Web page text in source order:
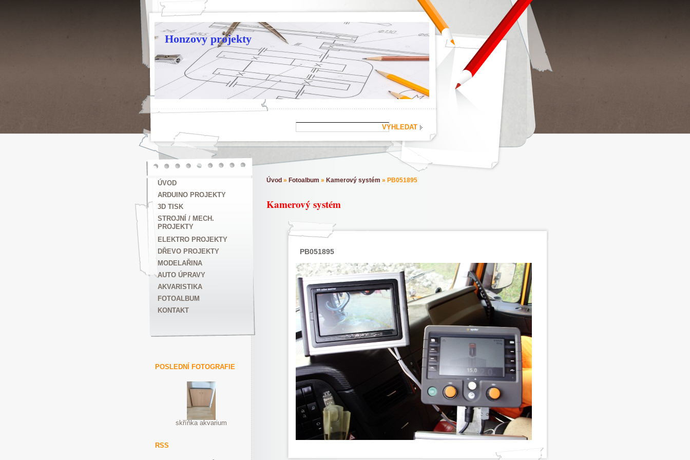
Honzovy projekty
ÚVOD
ARDUINO PROJEKTY
3D TISK
STROJNÍ / MECH.
PROJEKTY
ELEKTRO PROJEKTY
DŘEVO PROJEKTY
MODELAŘINA
AUTO ÚPRAVY
AKVARISTIKA
FOTOALBUM
KONTAKT
POSLEDNÍ FOTOGRAFIE
skříňka akvarium
RSS
Úvod » Fotoalbum » Kamerový systém » PB051895
Kamerový systém
PB051895